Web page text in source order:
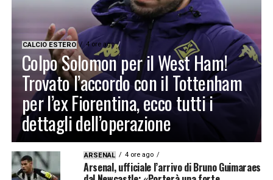
CALCIO ESTERO 4 ore ago
Colpo Solomon per il West Ham!
Trovato l’accordo con il Tottenham
per l’ex Fiorentina, ecco tutti i
dettagli dell’operazione
ARSENAL 4 ore ago
Arsenal, ufficiale l’arrivo di Bruno Guimaraes